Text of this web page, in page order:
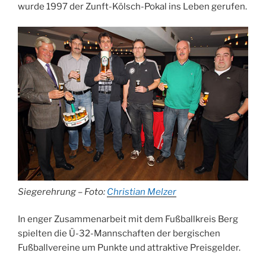
wurde 1997 der Zunft-Kölsch-Pokal ins Leben gerufen.
Siegerehrung – Foto: Christian Melzer
In enger Zusammenarbeit mit dem Fußballkreis Berg
spielten die Ü-32-Mannschaften der bergischen
Fußballvereine um Punkte und attraktive Preisgelder.